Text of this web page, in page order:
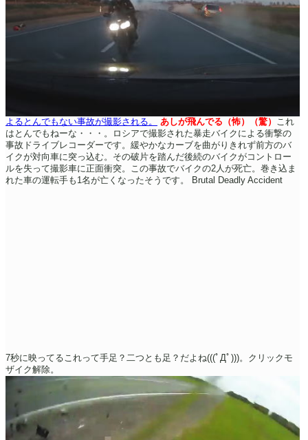
よるとんでもない事故が撮影される。 あしが飛んでる（怖）（驚） これ
はとんでもねーな・・・。ロシアで撮影された暴走バイクによる衝撃の
事故ドライブレコーダーです。緩やかなカーブを曲がりきれず前方のバ
イクが対向車に突っ込む。その破片を踏んだ後続のバイクがコントロー
ルを失って撮影車に正面衝突。この事故でバイクの2人が死亡。巻き込ま
れた車の運転手も1名が亡くなったそうです。
Brutal Deadly Accident
7秒に映ってるこれって手足？二つとも足？だよね(((ﾟДﾟ)))。クリックモ
ザイク解除。